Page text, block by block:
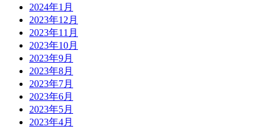
2024年1月
2023年12月
2023年11月
2023年10月
2023年9月
2023年8月
2023年7月
2023年6月
2023年5月
2023年4月